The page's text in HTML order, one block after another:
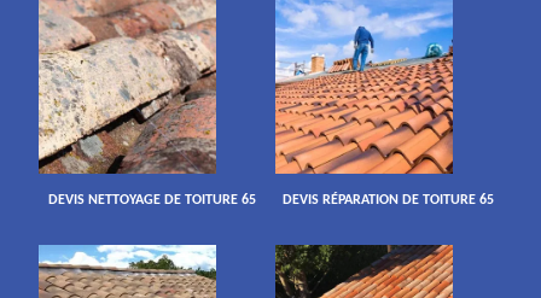
DEVIS NETTOYAGE DE TOITURE 65 DEVIS RÉPARATION DE TOITURE 65